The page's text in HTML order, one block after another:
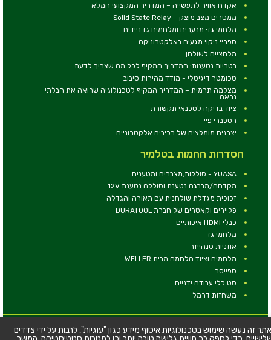
אקדח אוויר לתעשייה – המדריך המקצועי המלא
ממסרים מצב מוצק – Solid State Relay
מלחמי גז: מבערים ומלחמים גז ניידים
ספריי ניקוי מגעים באלקטרוניקה
מלחציים לשולחן
בטריות נטענות: המדריך המקיף לכל מה שצריך לדעת
טכומטר דיגיטלי - מודד מהירות סיבוב
מצלמה תרמית – המדריך המקיף לטכנולוגיה שרואה את הבלתי
נראה
ציוד בדיקה לטכנאי תקשורת
רספברי פיי
יצרנים מומלצים של רכיבים אלקטרוניים
הסדרות החמות בטלמיר
YUASA - סוללות,מצברים ומטענים
מקדחה/מברגה נטענת וסוללה נטענת 12V
זכוכית מגדלת שולחנית עם תאורה והגדלה
פליירים וקאטרים של חברת DURATOOL
כבלי HDMI איכותיים
מלחמי גז
אוזניות סנהייזר
מלחמים וציוד הלחמה מבית WELLER
ספייסר
סט כלי עבודה ידניים
משחזות דרמל
© כל הזכויות שמורות - טלמיר אלקטרוניקה בע''מ
כתובת: דרך העצמאות 63, חיפה
זה נעשה שימוש בטכנולוגיות איסוף מידע כגון "עוגיות", לרבות על ידי צדדים